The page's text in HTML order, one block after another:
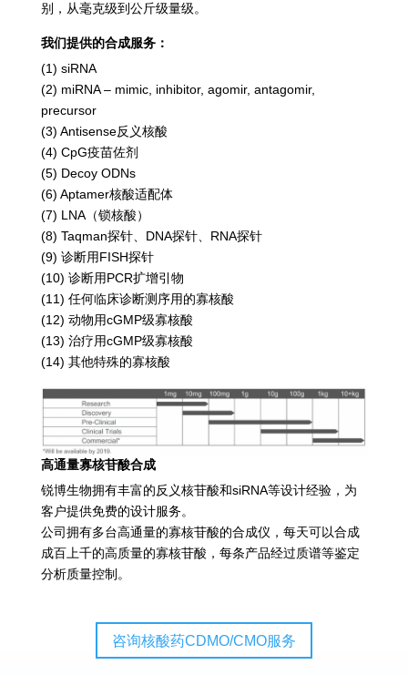
别，从毫克级到公斤级量级。
我们提供的合成服务：
(1) siRNA
(2) miRNA – mimic, inhibitor, agomir, antagomir,
precursor
(3) Antisense反义核酸
(4) CpG疫苗佐剂
(5) Decoy ODNs
(6) Aptamer核酸适配体
(7) LNA（锁核酸）
(8) Taqman探针、DNA探针、RNA探针
(9) 诊断用FISH探针
(10) 诊断用PCR扩增引物
(11) 任何临床诊断测序用的寡核酸
(12) 动物用cGMP级寡核酸
(13) 治疗用cGMP级寡核酸
(14) 其他特殊的寡核酸
高通量寡核苷酸合成
锐博生物拥有丰富的反义核苷酸和siRNA等设计经验，为
客户提供免费的设计服务。
公司拥有多台高通量的寡核苷酸的合成仪，每天可以合成
成百上千的高质量的寡核苷酸，每条产品经过质谱等鉴定
分析质量控制。
咨询核酸药CDMO/CMO服务